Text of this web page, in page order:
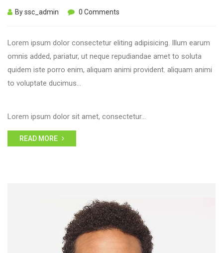
By ssc_admin 0 Comments
Lorem ipsum dolor consectetur eliting adipisicing. Illum earum
omnis added, pariatur, ut neque repudiandae amet to soluta
quidem iste porro enim, aliquam animi provident. aliquam animi
to voluptate ducimus…
Lorem ipsum dolor sit amet, consectetur…
READ MORE